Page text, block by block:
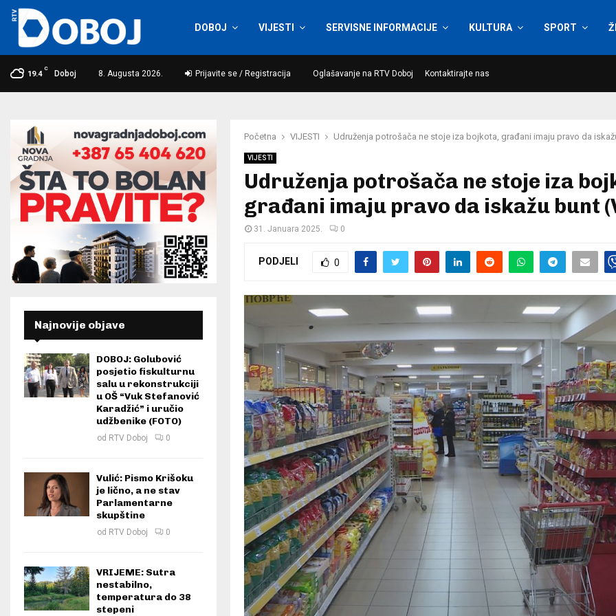
DOBOJ VIJESTI SERVISNE INFORMACIJE KULTURA SPORT
19.4
C
Doboj 8. Augusta 2026. Prijavite se / Registracija Oglašavanje na RTV Doboj Kontaktirajte nas
Početna VIJESTI Udruženja potrošača ne stoje iza bojkota, građani imaju pravo da
VIJESTI
Udruženja potrošača ne stoje iza
građani imaju pravo da iskažu bunt
31. Januara 2025. 0
PODJELI 0
Najnovije objave
DOBOJ: Golubović
posjetio fiskulturnu
salu u rekonstrukciji
u OŠ “Vuk Stefanović
Karadžić” i uručio
udžbenike (FOTO)
od RTV Doboj 0
Vulić: Pismo Krišoku
je lično, a ne stav
Parlamentarne
skupštine
od RTV Doboj 0
VRIJEME: Sutra
nestabilno,
temperatura do 38
stepeni